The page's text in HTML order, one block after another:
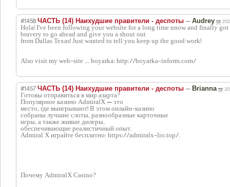
#1458 ЧАСТЬ (14) Наихудшие правители - деспоты — Audrey
Hola! I've been following your website for a long time nnow and finally
bravery to go ahead and give you a shout out
from Dallas Texas! Just wanted to tell you keep up the good work!
Also visit my web-site ... boyarka: http://boyarka-inform.com/
#1457 ЧАСТЬ (14) Наихудшие правители - деспоты — Brianna
Готовы отправиться в мир азарта?
Популярное казино AdmiralX — это
место, где выигрывают! В этом онлайн-казино
собраны лучшие слоты, разнообразные карточные
игры, а также живые дилеры,
обеспечивающие реалистичный опыт.
Admiral X играйте бесплатно: https://admiralx-lio.top/.
Почему AdmiralX Casino?